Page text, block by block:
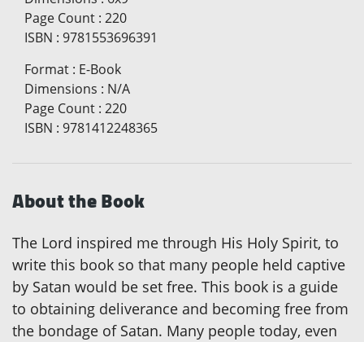
Page Count : 220
ISBN : 9781553696391
Format : E-Book
Dimensions : N/A
Page Count : 220
ISBN : 9781412248365
About the Book
The Lord inspired me through His Holy Spirit, to
write this book so that many people held captive
by Satan would be set free. This book is a guide
to obtaining deliverance and becoming free from
the bondage of Satan. Many people today, even